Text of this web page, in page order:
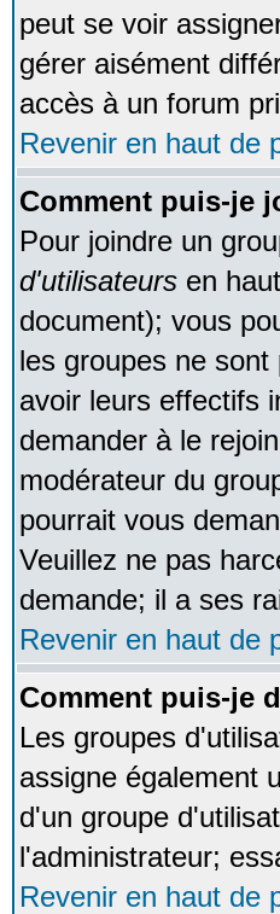
peut se voir
gérer aisément
accès à un forum
Revenir en haut de
Comment puis-je
Pour joindre un
d'utilisateurs en
document); vous
les groupes ne sont
avoir leurs effectifs
demander à le
modérateur du
pourrait vous
Veuillez ne pas
demande; il a ses
Revenir en haut de
Comment puis-je
Les groupes
assigne également
d'un groupe
l'administrateur;
Revenir en haut de